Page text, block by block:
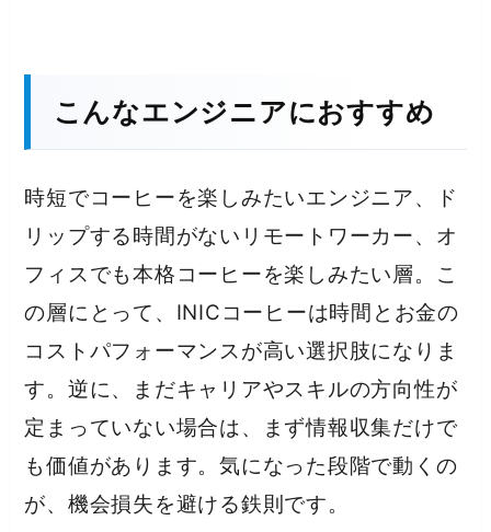
こんなエンジニアにおすすめ
時短でコーヒーを楽しみたいエンジニア、ド
リップする時間がないリモートワーカー、オ
フィスでも本格コーヒーを楽しみたい層。こ
の層にとって、INICコーヒーは時間とお金の
コストパフォーマンスが高い選択肢になりま
す。逆に、まだキャリアやスキルの方向性が
定まっていない場合は、まず情報収集だけで
も価値があります。気になった段階で動くの
が、機会損失を避ける鉄則です。